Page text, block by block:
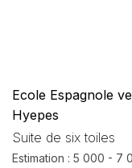
Ecole Espagnole
Hyepes
Suite de six toiles
Estimation : 5 000 - 7